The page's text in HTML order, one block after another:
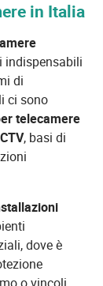
in Italia
indispensabili
di
ci sono
telecamere
, basi di
dove è